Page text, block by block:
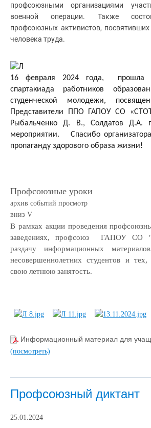
профсоюзными организациями
военной операции. Также
профсоюзных активистов,
человека труда.
16 февраля 2024 года, прошла
спартакиада работников
студенческой молодежи,
Представители ППО ГАПОУ СО
Рыбальченко Д. В., Солдатов Д.А.
мероприятии. Спасибо
пропаганду здорового образа жизни!
Профсоюзные уроки
архив событий просмотр
вниз V
В рамках акции проведения
заведениях, профсоюз ГАПОУ СО
раздачу информационных
несовершеннолетних студентов и
свою летнюю занятость.
Информационный материал для
(посмотреть)
Профсоюзный диктант
25.01.2024